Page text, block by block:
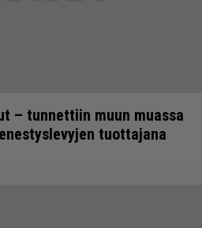
– tunnettiin muun muassa
tuottajana